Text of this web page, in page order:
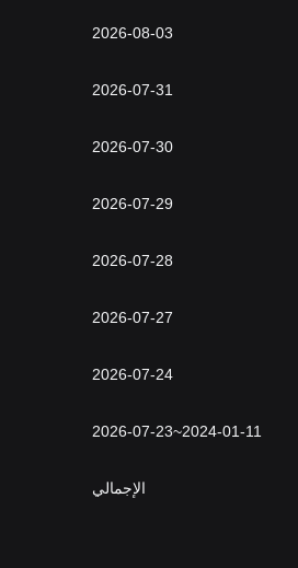
2026-08-03
2026-07-31
2026-07-30
2026-07-29
2026-07-28
2026-07-27
2026-07-24
2026-07-23~2024-01-11
الإجمالي